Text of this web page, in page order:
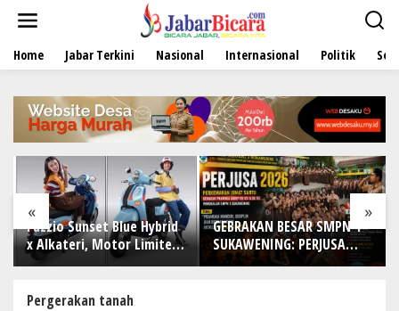
t
Home Jabar Terkini Nasional Internasional Politik
« »
Blue Hybrid
Motor Limited
Nyempurnain
GEBRAKAN BESAR SMPN 1
SUKAWENING: PERJUSA
2026 TEMPA KARAKTER,
KEPANDUAN SISWA
DI TENGAH
TANTANGAN
IWO
Pergerakan tanah